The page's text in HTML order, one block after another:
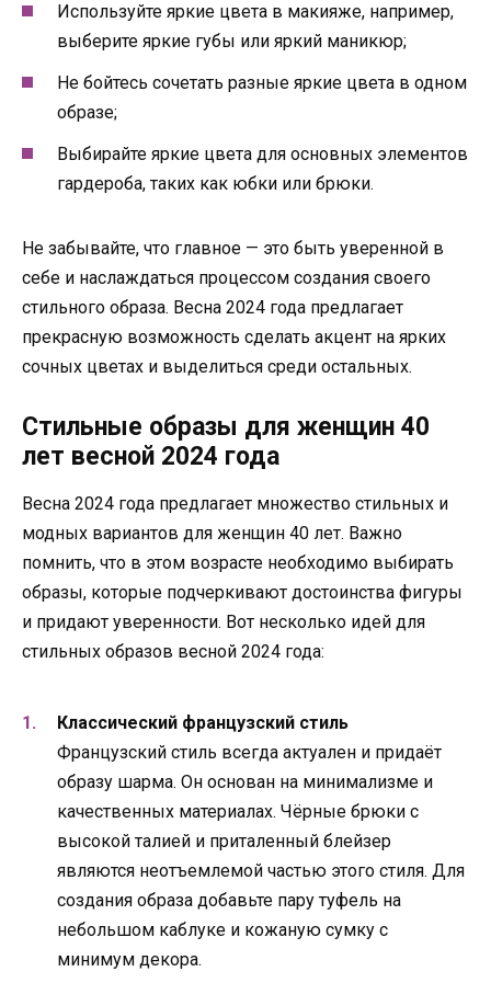
Используйте яркие цвета в макияже, например,
выберите яркие губы или яркий маникюр;
Не бойтесь сочетать разные яркие цвета в одном
образе;
Выбирайте яркие цвета для основных элементов
гардероба, таких как юбки или брюки.
Не забывайте, что главное — это быть уверенной в
себе и наслаждаться процессом создания своего
стильного образа. Весна 2024 года предлагает
прекрасную возможность сделать акцент на ярких
сочных цветах и выделиться среди остальных.
Стильные образы для женщин 40
лет весной 2024 года
Весна 2024 года предлагает множество стильных и
модных вариантов для женщин 40 лет. Важно
помнить, что в этом возрасте необходимо выбирать
образы, которые подчеркивают достоинства фигуры
и придают уверенности. Вот несколько идей для
стильных образов весной 2024 года:
Классический французский стиль
Французский стиль всегда актуален и придаёт
образу шарма. Он основан на минимализме и
качественных материалах. Чёрные брюки с
высокой талией и приталенный блейзер
являются неотъемлемой частью этого стиля. Для
создания образа добавьте пару туфель на
небольшом каблуке и кожаную сумку с
минимум декора.